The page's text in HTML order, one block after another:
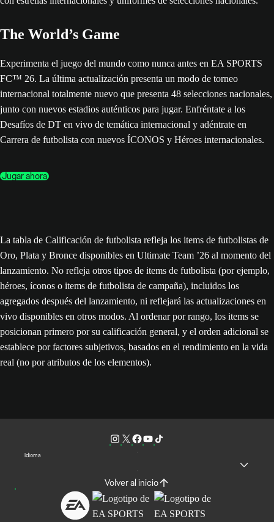
The World’s Game
Experimenta el juego del mundo como nunca antes en EA SPORTS
FC™ 26. La última actualización presenta un modo de torneo
internacional totalmente nuevo que presenta 48 selecciones nacionales,
junto con nuevos estadios auténticos para jugar. Enfréntate a los
Desafíos de DT en vivo de temática internacional y adéntrate en
Carrera de futbolista con nuevos ÍCONOS y Héroes internacionales.
Jugar ahora
La tabla de Calificación de futbolista refleja los items de futbolistas de
Oro, Plata y Bronce disponibles en Ultimate Team ’26 al momento del
lanzamiento. No refleja otros tipos de items de futbolista (por ejemplo,
héroes, íconos o items de futbolista de campaña), incluidos los
agregados después del lanzamiento, ni reflejará las actualizaciones en
vivo disponibles en otros modos. Al ordenar por rango, los items se
posicionan primero por su calificación general, y el orden adicional se
establece por factores subjetivos, basados en el rendimiento en la vida
real (no por atributos de los elementos).
Idioma
Volver al inicio